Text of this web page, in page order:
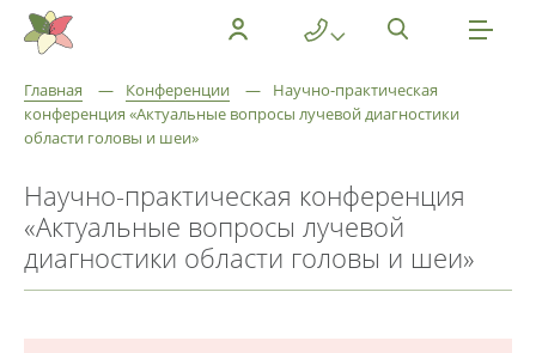
Главная — Конференции —
Научно-практическая
конференция «Актуальные вопросы лучевой диагностики
области головы и шеи»
Научно-практическая конференция
«Актуальные вопросы лучевой
диагностики области головы и шеи»